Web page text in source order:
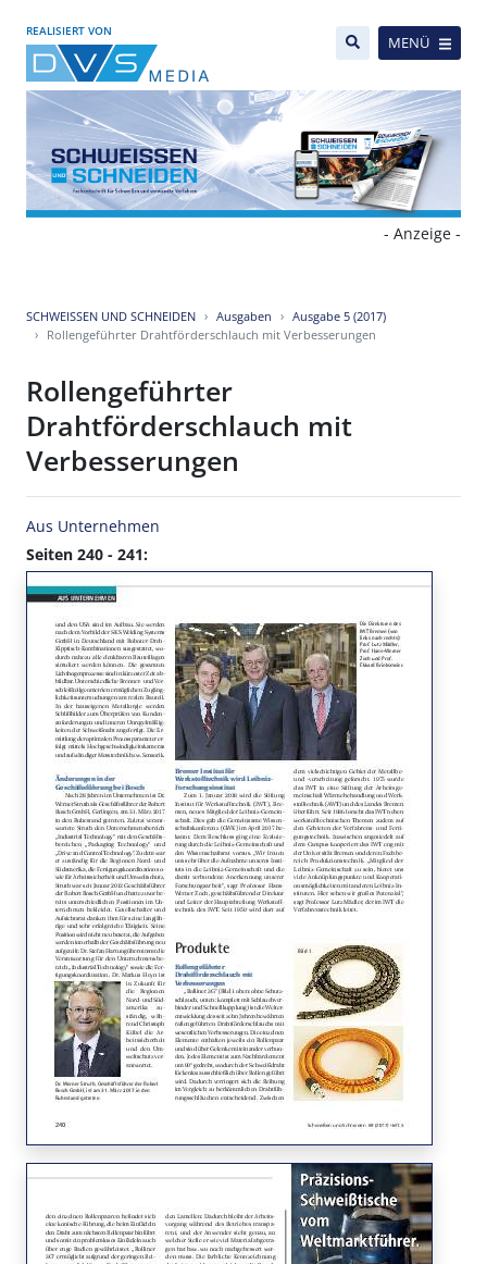
REALISIERT VON
MENÜ
- Anzeige -
SCHWEISSEN UND SCHNEIDEN Ausgaben
Ausgabe 5 (2017)
Rollengeführter Drahtförderschlauch mit Verbesserungen
Rollengeführter
Drahtförderschlauch mit
Verbesserungen
Aus Unternehmen
Seiten 240 - 241: